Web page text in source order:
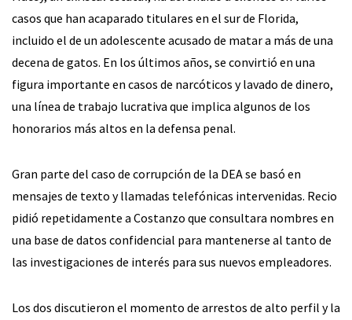
casos que han acaparado titulares en el sur de Florida,
incluido el de un adolescente acusado de matar a más de una
decena de gatos. En los últimos años, se convirtió en una
figura importante en casos de narcóticos y lavado de dinero,
una línea de trabajo lucrativa que implica algunos de los
honorarios más altos en la defensa penal.
Gran parte del caso de corrupción de la DEA se basó en
mensajes de texto y llamadas telefónicas intervenidas. Recio
pidió repetidamente a Costanzo que consultara nombres en
una base de datos confidencial para mantenerse al tanto de
las investigaciones de interés para sus nuevos empleadores.
Los dos discutieron el momento de arrestos de alto perfil y la